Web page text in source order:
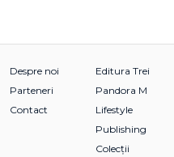
Despre noi
Parteneri
Contact
Editura Trei
Pandora M
Lifestyle
Publishing
Colecții